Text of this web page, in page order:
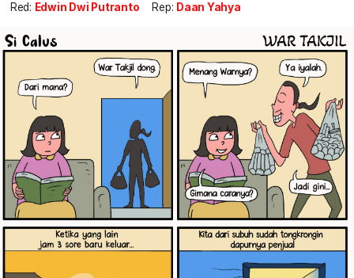
Red: Edwin Dwi Putranto Rep: Daan Yahya